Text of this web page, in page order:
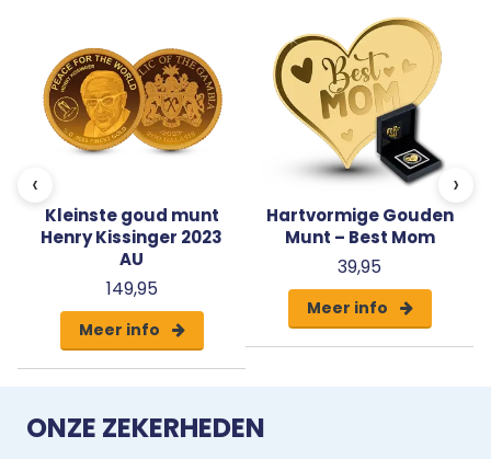
‹
Kleinste goud munt
Henry Kissinger 2023
AU
149,95
Meer info
Hartvormige Gouden
Munt – Best Mom
39,95
Meer info
›
ONZE ZEKERHEDEN